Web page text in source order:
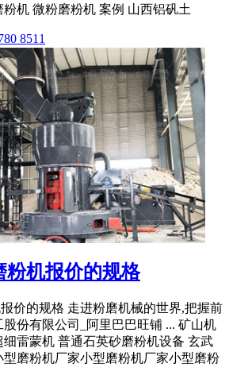
机 微粉磨粉机 案例 山西铝矾土
8511
粉机报价的规格
价的规格 走进粉磨机械的世界,把握前
份有限公司_阿里巴巴旺铺 ... 矿山机
雷蒙机 普通石英砂磨粉机设备 玄武
型磨粉机厂家小型磨粉机厂家小型磨粉